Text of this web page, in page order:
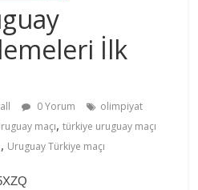
İlk
0 Yorum
olimpiyat
maçı,türkiye uruguay maçı
, Uruguay Türkiye maçı